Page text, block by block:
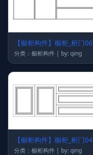
【橱柜构件】橱柜_柜门06
分类：橱柜构件 | by: qing
【橱柜构件】橱柜_柜门04
分类：橱柜构件 | by: qing